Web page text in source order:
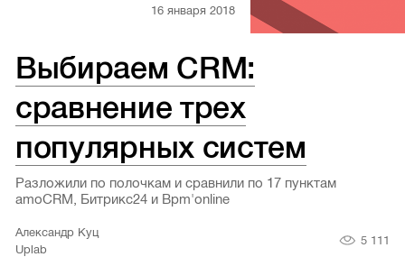
16 января 2018
Выбираем CRM:
сравнение трех
популярных систем
Разложили по полочкам и сравнили по 17 пунктам
amoCRM, Битрикс24 и Bpm'online
Александр Куц
Uplab
5 111